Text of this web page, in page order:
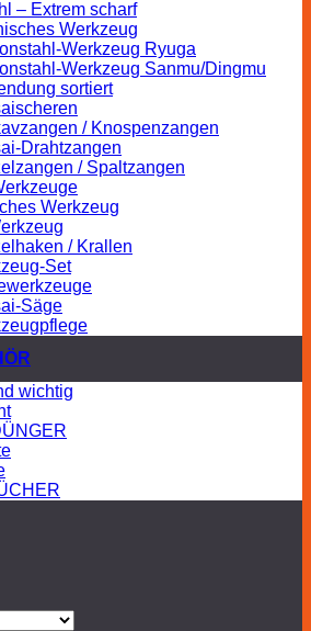
– Extrem scharf
Werkzeug
Werkzeug Ryuga
Werkzeug Sanmu/Dingmu
sortiert
/ Knospenzangen
Drahtzangen
/ Spaltzangen
Werkzeug
/ Krallen
Set
Säge
wichtig